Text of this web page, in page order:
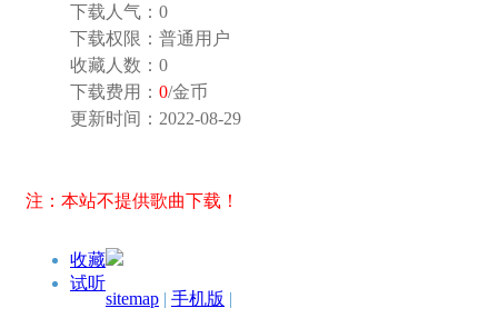
下载人气： 0
下载权限： 普通用户
收藏人数： 0
下载费用： 0/金币
更新时间： 2022-08-29
注：本站不提供歌曲下载！
收藏
试听
sitemap | 手机版 |